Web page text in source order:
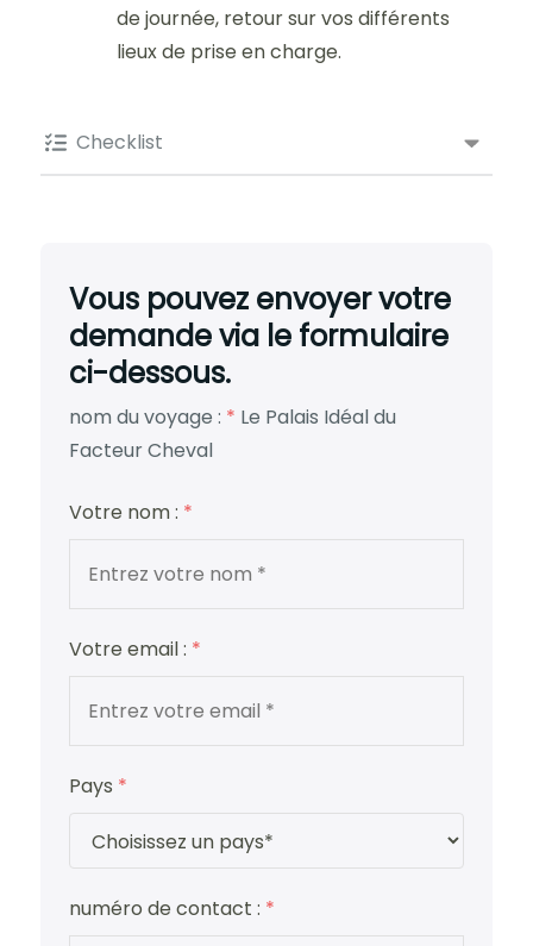
Checklist
de journée, retour sur vos différents
lieux de prise en charge.
Vous pouvez envoyer votre
demande via le formulaire
ci-dessous.
nom du voyage : * Le Palais Idéal du
Facteur Cheval
Votre nom : *
Votre email : *
Pays *
numéro de contact : *